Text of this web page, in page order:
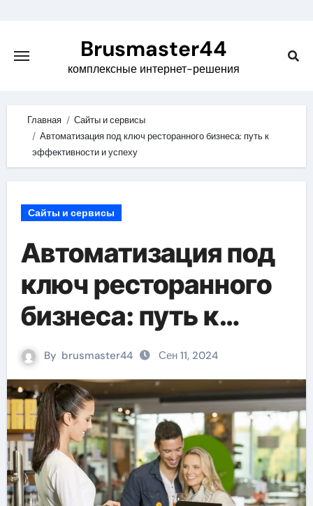
content
Brusmaster44
комплексные интернет-решения
Главная
Сайты и сервисы
Автоматизация под ключ ресторанного бизнеса: путь к
эффективности и успеху
Сайты и сервисы
Автоматизация под
ключ ресторанного
бизнеса: путь к
эффективности и
успеху
By brusmaster44 Сен 11, 2024